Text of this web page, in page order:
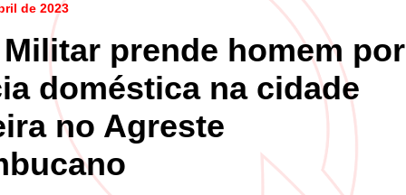
de 2023
prende homem por
doméstica na cidade
no Agreste